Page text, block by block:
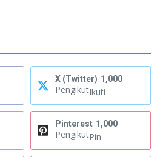
X (Twitter) 1,000
PengikutIkuti
Pinterest 1,000
PengikutPin